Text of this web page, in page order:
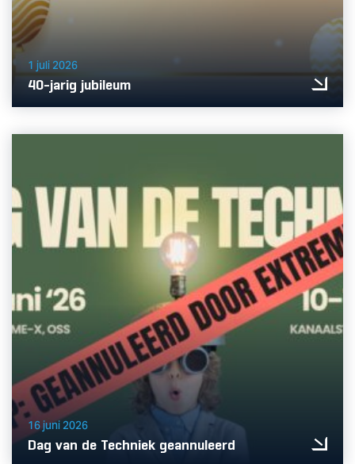
1 juli 2026
40-jarig jubileum
16 juni 2026
Dag van de Techniek geannuleerd